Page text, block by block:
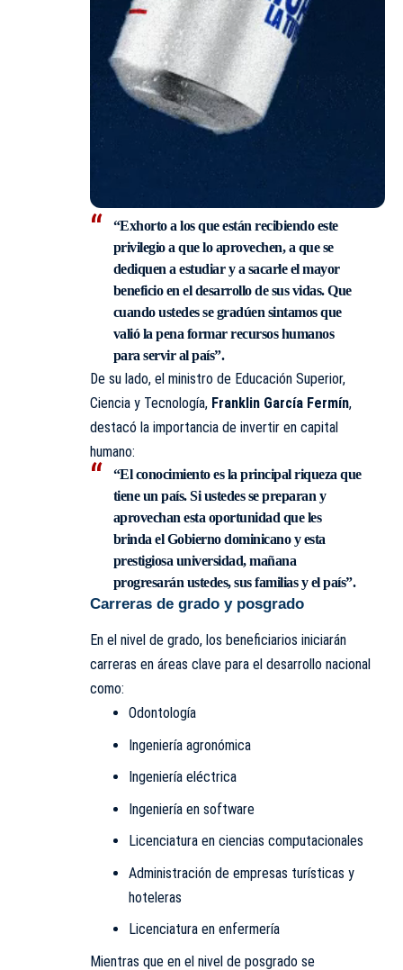
“Exhorto a los que están recibiendo este
privilegio a que lo aprovechen, a que se
dediquen a estudiar y a sacarle el mayor
beneficio en el desarrollo de sus vidas. Que
cuando ustedes se gradúen sintamos que
valió la pena formar recursos humanos
para servir al país”.
De su lado, el ministro de Educación Superior,
Ciencia y Tecnología, Franklin García Fermín,
destacó la importancia de invertir en capital
humano:
“El conocimiento es la principal riqueza que
tiene un país. Si ustedes se preparan y
aprovechan esta oportunidad que les
brinda el Gobierno dominicano y esta
prestigiosa universidad, mañana
progresarán ustedes, sus familias y el país”.
Carreras de grado y posgrado
En el nivel de grado, los beneficiarios iniciarán
carreras en áreas clave para el desarrollo nacional
como:
Odontología
Ingeniería agronómica
Ingeniería eléctrica
Ingeniería en software
Licenciatura en ciencias computacionales
Administración de empresas turísticas y
hoteleras
Licenciatura en enfermería
Mientras que en el nivel de posgrado se